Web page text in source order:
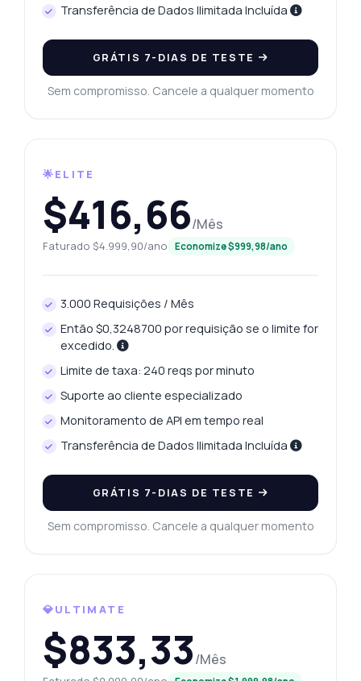
Transferência de Dados Ilimitada Incluída
GRÁTIS 7-DIAS DE TESTE
Sem compromisso. Cancele a qualquer momento
🌟ELITE
$416,66/Mês
Faturado $4.999,90/ano Economize $999,98/ano
3.000 Requisições / Mês
Então $0,3248700 por requisição se o limite for
excedido.
Limite de taxa: 240 reqs por minuto
Suporte ao cliente especializado
Monitoramento de API em tempo real
Transferência de Dados Ilimitada Incluída
GRÁTIS 7-DIAS DE TESTE
Sem compromisso. Cancele a qualquer momento
💎ULTIMATE
$833,33/Mês